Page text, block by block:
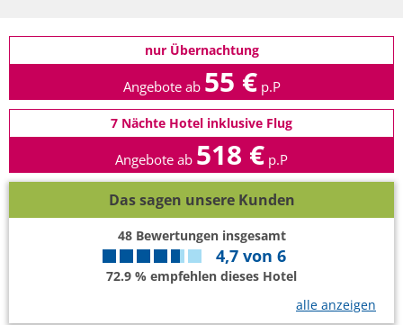
nur Übernachtung
Angebote ab 55 € p.P
7 Nächte Hotel inklusive Flug
Angebote ab 518 € p.P
Das sagen unsere Kunden
48Bewertungen insgesamt
4,7 von 6
72.9 % empfehlen dieses Hotel
alle anzeigen